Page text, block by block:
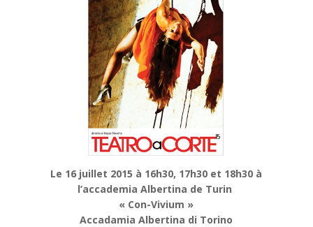
Le 16 juillet 2015 à 16h30, 17h30 et 18h30 à
l’accademia Albertina de Turin
« Con-Vivium »
Accadamia Albertina di Torino